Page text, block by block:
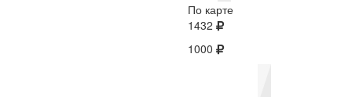
По карте
1432
1000